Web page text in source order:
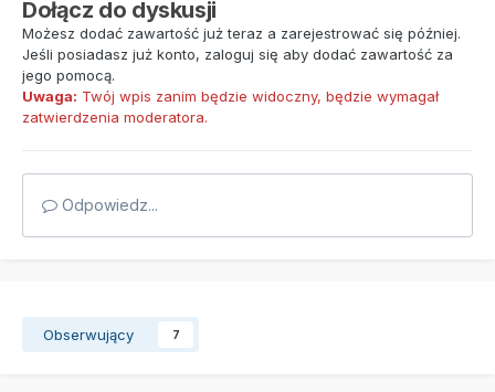
Dołącz do dyskusji
Możesz dodać zawartość już teraz a zarejestrować się później.
Jeśli posiadasz już konto, zaloguj się aby dodać zawartość za
jego pomocą.
Uwaga: Twój wpis zanim będzie widoczny, będzie wymagał
zatwierdzenia moderatora.
Odpowiedz...
Obserwujący 7